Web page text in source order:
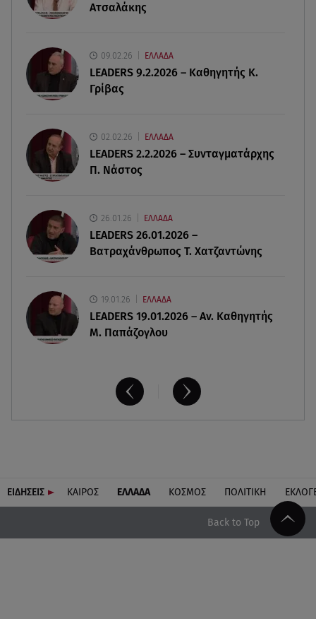
07.08.26 , 13:33
07.08.26 , 13:16
Γιάννης Στάνκογλου: Δείτε τον έφηβο με μακριά
07.08.26 , 13:04
Συνελήφθη 31χρονος για τις δολοφονίες του
«Ζαμπόν» και του Σκαφτούρου
Μαριαλένα Ρουμελιώτη: Δύο -υπέροχοι- μήνες
τον γιο της
Ατσαλάκης
09.02.26 ΕΛΛΑΔΑ
LEADERS 9.2.2026 – Καθηγητής Κ.
Γρίβας
02.02.26 ΕΛΛΑΔΑ
LEADERS 2.2.2026 – Συνταγματάρχης
Π. Νάστος
26.01.26 ΕΛΛΑΔΑ
LEADERS 26.01.2026 –
Βατραχάνθρωπος Τ. Χατζαντώνης
19.01.26 ΕΛΛΑΔΑ
LEADERS 19.01.2026 – Αν. Καθηγητής
Μ. Παπάζογλου
ΕΙΔΗΣΕΙΣ ΚΑΙΡΟΣ ΕΛΛΑΔΑ ΚΟΣΜΟΣ ΠΟΛΙΤΙΚΗ
Back to Top